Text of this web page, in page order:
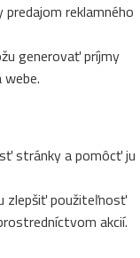
reklamného
generovať príjmy
stránky a pomôcť ju
zlepšiť použiteľnosť
akcií.